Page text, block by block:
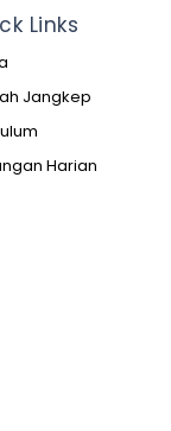
Links
Jangkep
Harian